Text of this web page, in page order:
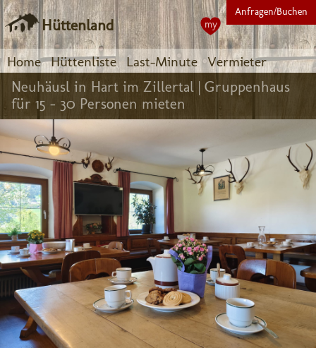
Hüttenland
Home Hüttenliste Last-Minute Vermieter
Anfragen/Buchen
my
Neuhäusl in Hart im Zillertal | Gruppenhaus
für 15 - 30 Personen mieten